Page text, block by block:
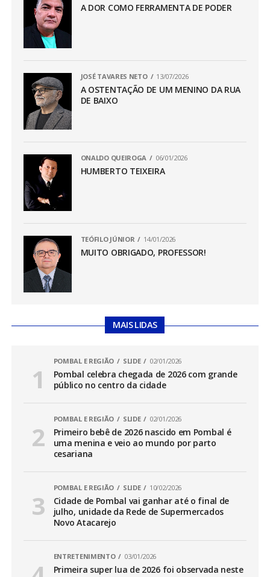
A DOR COMO FERRAMENTA DE PODER
JOSÉ TAVARES NETO 13/07/2026
A OSTENTAÇÃO DE UM MENINO DA RUA
DE BAIXO
ONALDO QUEIROGA 06/01/2026
HUMBERTO TEIXEIRA
TEÓFILO JÚNIOR 14/01/2026
MUITO OBRIGADO, PROFESSOR!
MAIS LIDAS
POMBAL E REGIÃO SLIDE 02/01/2026
Pombal celebra chegada de 2026 com grande
público no centro da cidade
POMBAL E REGIÃO SLIDE 02/01/2026
Primeiro bebê de 2026 nascido em Pombal é
uma menina e veio ao mundo por parto
cesariana
POMBAL E REGIÃO SLIDE 10/02/2026
Cidade de Pombal vai ganhar até o final de
julho, unidade da Rede de Supermercados
Novo Atacarejo
ENTRETENIMENTO 03/01/2026
Primeira super lua de 2026 foi observada neste